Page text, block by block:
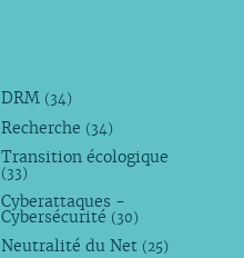
DRM (34)
Recherche (34)
Transition écologique
(33)
Cyberattaques -
Cybersécurité (30)
Neutralité du Net (25)